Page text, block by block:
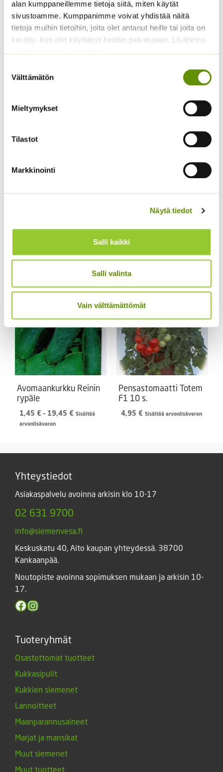
alan kumppaneillemme tietoja siitä, miten käytät
sivustoamme. Kumppanimme voivat yhdistää näitä
tietoja muihin tietoihin, joita olet antanut heille tai joita on
kerätty, kun olet käyttänyt heidän palvelujaan. Lisätietoa
valinta
Välttämätön
Mieltymykset
Tilastot
Markkinointi
Näytä tiedot
Salli kaikki
Salli valinta
Vain välttämättömät
3,90 –
arvonlisäveron
Sisältää arvonlisäveron
Kasvihuonekurkku
Burpless Tasty Green
F1 (20 s.)
Pensastomaatti Totem
F1 100 s.
24,90€ Sisältää
Avomaankurkku Reinin
rypäle
1,45 € – 19,45 € Hintaluokka:
Sisältää
arvonlisäveron
Pensastomaatti Totem
F1 10 s.
4,95 € Sisältää arvonlisäveron
Yhteystiedot
Asiakaspalvelu avoinna arkisin klo 10-17
02 631 9700
info@siemenvesa.fi
Keskuskatu 40, Aito kaupan yhteydessä. 38700
Kankaanpää.
Noutopiste avoinna sopimuksen mukaan ja arkisin 10-
17.
Facebook
Instagram
Tuoteryhmät
Osastottomat tuotteet
Kukkasipulit
Kukkien siemenet
Lannoitteet
Maanparannusaineet
Marjat ja mansikat
Muut siemenet
Muut tuotteet